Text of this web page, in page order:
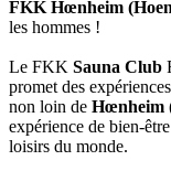
FKK Hœnheim
les hommes !
Le FKK Sauna Club
promet des
non loin de Hœnheim
expérience de bien-
loisirs du monde.